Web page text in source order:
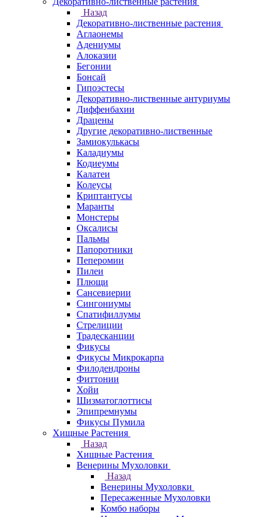
Назад
Декоративно-лиственные растения
Аглаонемы
Адениумы
Алоказии
Бегонии
Бонсай
Гипоэстесы
Декоративно-лиственные антуриумы
Диффенбахии
Драцены
Другие декоративно-лиственные
Замиокулькасы
Каладиумы
Кодиеумы
Калатеи
Колеусы
Криптантусы
Маранты
Монстеры
Оксалисы
Пальмы
Папоротники
Пеперомии
Пилеи
Плющи
Сансевиерии
Сингониумы
Спатифиллумы
Стрелиции
Традесканции
Фикусы
Фикусы Микрокарпа
Филодендроны
Фиттонии
Хойи
Шизматоглоттисы
Эпипремнумы
Фикусы Пумила
Хищные Растения
Назад
Хищные Растения
Венерины Мухоловки
Назад
Венерины Мухоловки
Пересаженные Мухоловки
Комбо наборы